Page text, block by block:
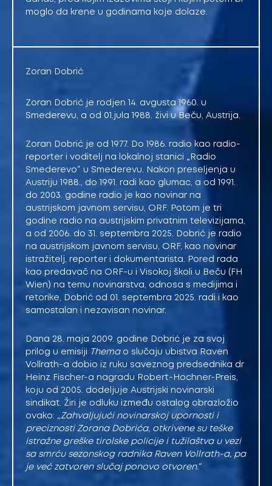
moglo da krene u godinama koje dolaze.
Zoran Dobrić
Zoran Dobrić je rodjen 14. avgusta 1960. u
Smederevu, a od 01.jula 1988. živi u Beču, Austrija.
Zoran Dobrić je od 1977. Do 1986. radio kao radio-
reporter i voditelj na lokalnoj stanici „Radio
Smederevo“ u Smederevu. Nakon preseljenja u
Austriju 1988., do 1991. radi kao glumac, a od 1991.
do 2003. godine radio je kao novinar na
austrijskom javnom servisu, ORF. Potom je tri
godine radio na austrijskim privatnim televizijama,
a od 2006. do 31. septembra 2025. Dobrić je radio
na austrijskom javnom servisu, ORF, kao novinar
istražitelj, reporter i dokumentarista. Pored rada
kao predavač na ORF-u i Visokoj školi u Beču (FH
Wien) na temu novinarstva, odnosa s medijima i
retorike, Dobrić od 01. septembra 2025. radi i kao
samostalan i nezavisan novinar.
Dana 28. maja 2009. godine Dobrić je za svoj
prilog u emisiji Themao slučaju ubistva Raven
Vollrath-a dobio iz ruku saveznog predsednika dr
Heinz Fischer-a nagradu Robert-Hochner-Preis,
koju od 2005. dodeljuje Austrijski novinarski
sindikat. Žiri je odluku između ostalog obrazložio
ovako: „Zahvaljujući novinarskoj upornosti i
preciznosti Zorana Dobrića, otkrivene su teške
istražne greške tirolske policije i tužilaštva u vezi
sa smrću sezonskog radnika Raven Vollrath-a, pa
je već zatvoren slučaj ponovo otvoren.“